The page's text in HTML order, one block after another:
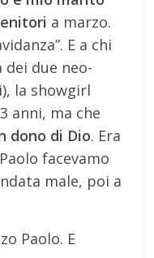
a marzo.
E a chi
dei due neo-
la showgirl
anni, ma che
dono di Dio. Era
facevamo
male, poi a
Paolo. E